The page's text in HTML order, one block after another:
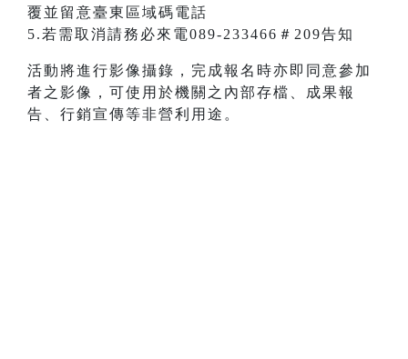
覆並留意臺東區域碼電話
5.若需取消請務必來電089-233466＃209告知
活動將進行影像攝錄，完成報名時亦即同意參加
者之影像，可使用於機關之內部存檔、成果報
告、行銷宣傳等非營利用途。